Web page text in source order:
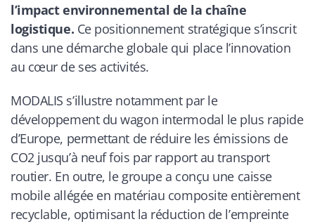
l’impact environnemental de la chaîne
logistique. Ce positionnement stratégique s’inscrit
dans une démarche globale qui place l’innovation
au cœur de ses activités.
MODALIS s’illustre notamment par le
développement du wagon intermodal le plus rapide
d’Europe, permettant de réduire les émissions de
CO2 jusqu’à neuf fois par rapport au transport
routier. En outre, le groupe a conçu une caisse
mobile allégée en matériau composite entièrement
recyclable, optimisant la réduction de l’empreinte